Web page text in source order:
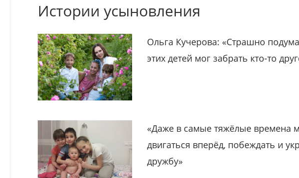
Истории усыновления
Ольга Кучерова: «Страшно
этих детей мог забрать кто-то
«Даже в самые тяжёлые времена
двигаться вперёд, побеждать и
дружбу»